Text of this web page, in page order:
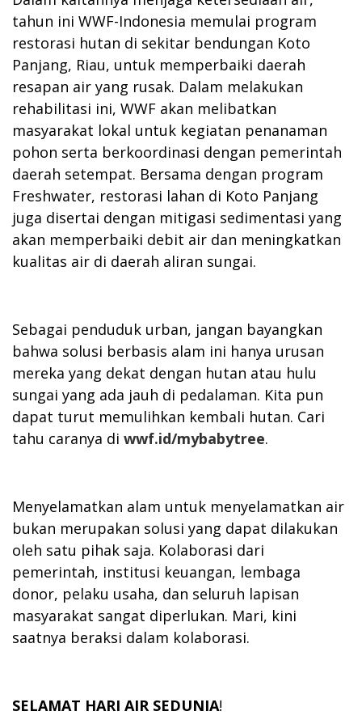
tahun ini WWF-Indonesia memulai program
restorasi hutan di sekitar bendungan Koto
Panjang, Riau, untuk memperbaiki daerah
resapan air yang rusak. Dalam melakukan
rehabilitasi ini, WWF akan melibatkan
masyarakat lokal untuk kegiatan penanaman
pohon serta berkoordinasi dengan pemerintah
daerah setempat. Bersama dengan program
Freshwater, restorasi lahan di Koto Panjang
juga disertai dengan mitigasi sedimentasi yang
akan memperbaiki debit air dan meningkatkan
kualitas air di daerah aliran sungai.
Sebagai penduduk urban, jangan bayangkan
bahwa solusi berbasis alam ini hanya urusan
mereka yang dekat dengan hutan atau hulu
sungai yang ada jauh di pedalaman. Kita pun
dapat turut memulihkan kembali hutan. Cari
tahu caranya di wwf.id/mybabytree.
Menyelamatkan alam untuk menyelamatkan air
bukan merupakan solusi yang dapat dilakukan
oleh satu pihak saja. Kolaborasi dari
pemerintah, institusi keuangan, lembaga
donor, pelaku usaha, dan seluruh lapisan
masyarakat sangat diperlukan. Mari, kini
saatnya beraksi dalam kolaborasi.
SELAMAT HARI AIR SEDUNIA!